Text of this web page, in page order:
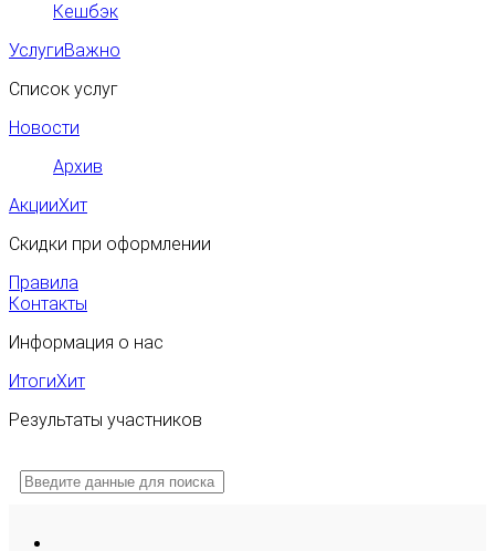
Кешбэк
УслугиВажно
Список услуг
Новости
Архив
АкцииХит
Скидки при оформлении
Правила
Контакты
Информация о нас
ИтогиХит
Результаты участников